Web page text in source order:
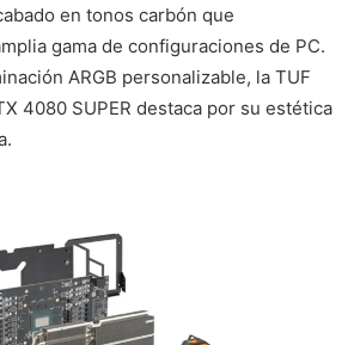
en tonos carbón que
gama de configuraciones de PC.
ARGB personalizable, la TUF
4080 SUPER destaca por su estética